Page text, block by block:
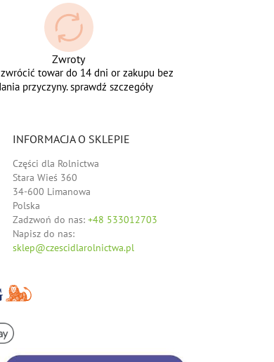
Zwroty
towar do 14 dni or zakupu bez
przyczyny. sprawdź szczegóły
INFORMACJA O SKLEPIE
Części dla Rolnictwa
Stara Wieś 360
34-600 Limanowa
Polska
Zadzwoń do nas: +48 533012703
Napisz do nas:
sklep@czescidlarolnictwa.pl